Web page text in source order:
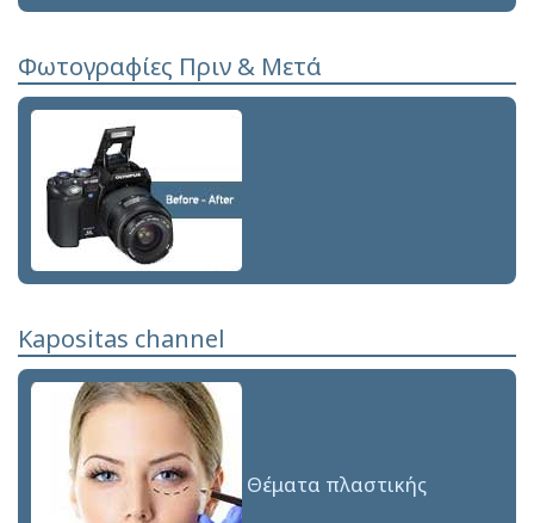
Φωτογραφίες Πριν & Μετά
Kapositas channel
Θέματα πλαστικής